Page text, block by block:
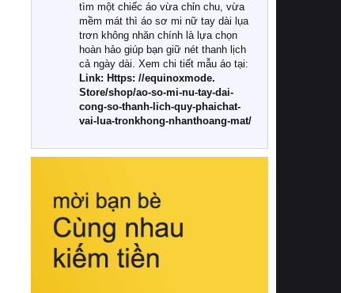
1. Tại sao các gia đình hiện đại lại ưa
chuộng chăn ga gối đệm cao cấp?
Khác với các dòng sản phẩm thông
thường, những bộ chăn ga gối đệm
cao cấp trải qua quy trình sản xuất
nghiêm ngặt từ khâu chọn lọc nguyên
liệu tự nhiên đến công nghệ dệt
nhuộm hiện đại không chứa hóa chất
này, bạn sẽ cảm nhận rõ rệt sự khác
hồi chuẩn xác của phần đệm nâng đỡ
cột sống.
Bên cạnh đó, việc lựa chọn các dòng
sản phẩm đạt chuẩn chất lượng quốc
tế còn giúp ngăn ngừa tình trạng kích
tìm một chiếc áo vừa chỉn chu, vừa
mềm mát thì áo sơ mi nữ tay dài lụa
trơn không nhăn chính là lựa chọn
hoàn hảo giúp bạn giữ nét thanh lịch
cả ngày dài. Xem chi tiết mẫu áo tại:
Link: Https: //equinoxmode.
Store/shop/ao-so-mi-nu-tay-dai-
cong-so-thanh-lich-quy-phaichat-
vai-lua-tronkhong-nhanthoang-mat/